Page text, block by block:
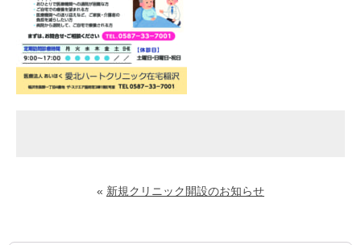
« 新規クリニック開設のお知らせ